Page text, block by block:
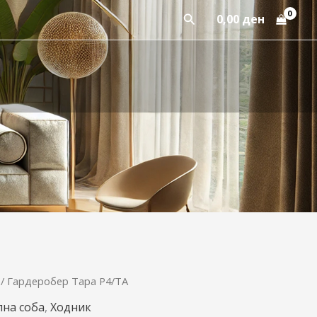
Пребарај
0,00 ден
/ Гардеробер Тара P4/TA
соба, Ходник
Current